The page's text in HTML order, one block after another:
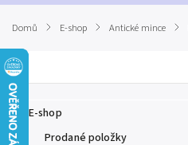
Domů / E-shop / Antické mince /
E-shop
Prodané položky